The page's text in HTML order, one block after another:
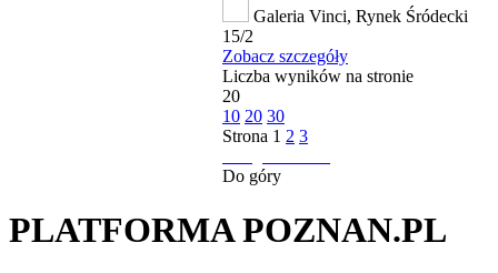
Galeria Vinci, Rynek Śródecki
15/2
Zobacz szczegóły
Liczba wyników na stronie
20
10 20 30
Strona 1 2 3
Do góry
PLATFORMA POZNAN.PL